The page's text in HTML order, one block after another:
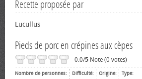
Recette proposée par
Lucullus
Pieds de porc en crépines aux cèpes
0.0/5 Note (0 votes)
Nombre de personnes:
Difficulté:
Origine:
Type: